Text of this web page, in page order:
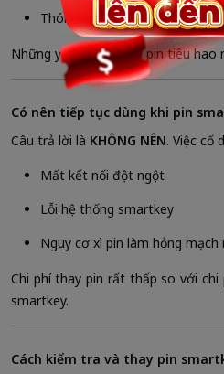
Thói quen để remote trong
Những yếu tố này làm pin tiêu hao
Có nên tiếp tục dùng khi pin
Câu trả lời là KHÔNG NÊN. Việc cố
Mất kết nối đột ngột
Lỗi hệ thống smartkey
Nguy cơ xì pin làm hỏng
Chi phí thay pin rất thấp so với
smartkey.
Cách kiểm tra và thay pin